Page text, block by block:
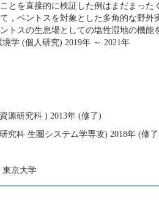
とを直接的に検証した例はまだまっ
，ベントスを対象とした多角的な野
トスの生息場としての塩性湿地の機能
学 (個人研究) 2019年 ～ 2021年
源研究科 ) 2013年 (修了)
究科 生圏システム学専攻) 2018年 (修
東京大学